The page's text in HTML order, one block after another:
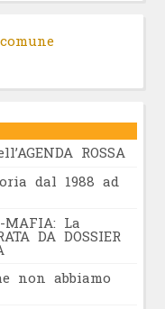
ROSSA
dal 1988 ad
MAFIA: La
DA DOSSIER
non abbiamo